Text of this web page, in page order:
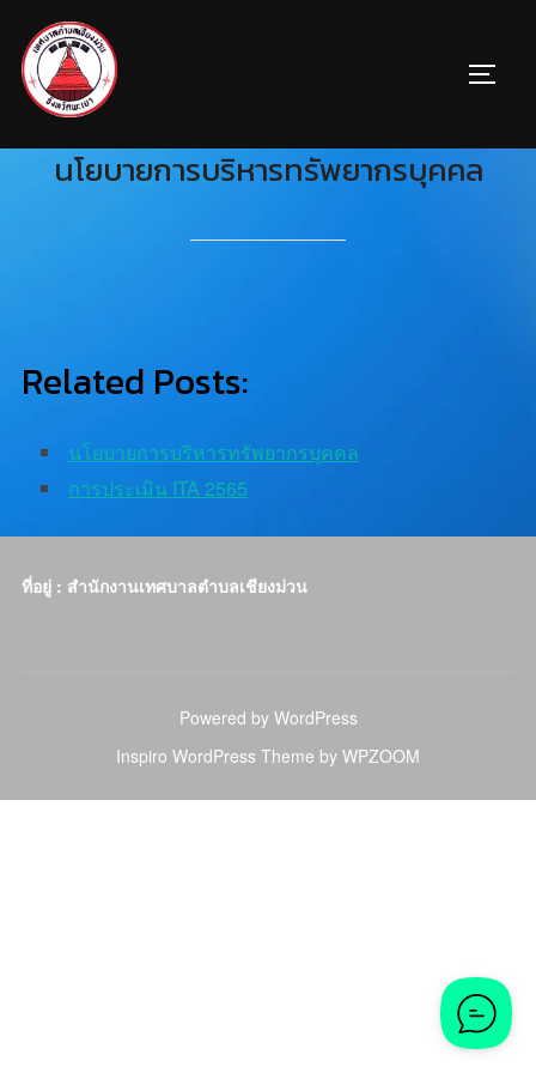
นโยบายการบริหารทรัพยากรบุคคล
Related Posts:
นโยบายการบริหารทรัพยากรบุคคล
การประเมิน ITA 2565
ที่อยู่ : สำนักงานเทศบาลตำบลเชียงม่วน
Powered by WordPress
Inspiro WordPress Theme by WPZOOM